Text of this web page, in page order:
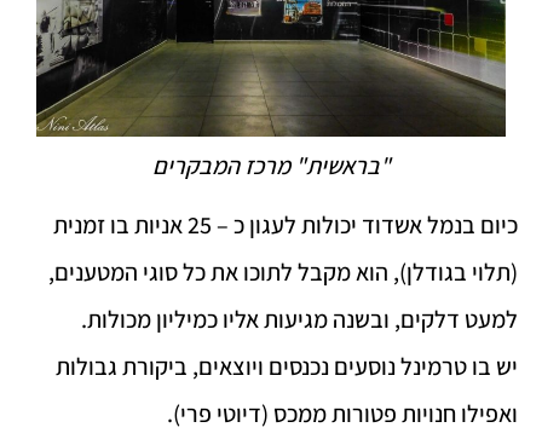
"בראשית" מרכז המבקרים
כיום בנמל אשדוד יכולות לעגון כ – 25 אניות בו זמנית
(תלוי בגודלן), הוא מקבל לתוכו את כל סוגי המטענים,
למעט דלקים, ובשנה מגיעות אליו כמיליון מכולות.
יש בו טרמינל נוסעים נכנסים ויוצאים, ביקורת גבולות
ואפילו חנויות פטורות ממכס (דיוטי פרי).